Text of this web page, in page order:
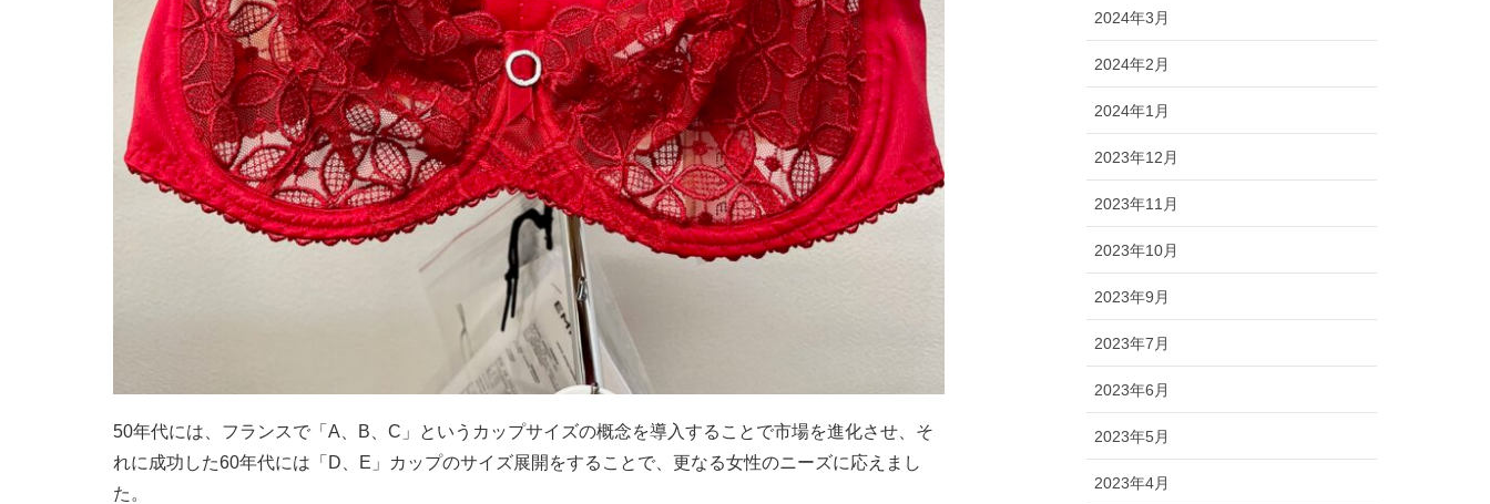
50年代には、フランスで「A、B、C」というカップサイズの概念を導入することで市場を進化させ、そ
れに成功した60年代には「D、E」カップのサイズ展開をすることで、更なる女性のニーズに応えまし
た。
2024年3月
2024年2月
2024年1月
2023年12月
2023年11月
2023年10月
2023年9月
2023年7月
2023年6月
2023年5月
2023年4月